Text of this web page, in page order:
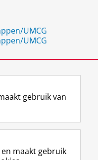
UMCG
UMCG
L
i
k
R
S
-
I
n
t
Y
o
T
gebruik van
maakt gebruik